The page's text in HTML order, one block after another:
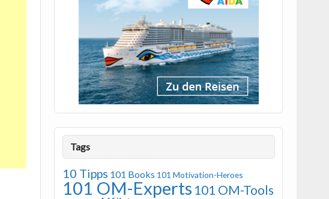
Tags
10 Tipps 101 Books 101 Motivation-Heroes
101 OM-Experts 101 OM-Tools